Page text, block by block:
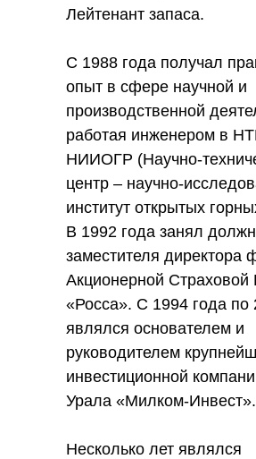
Лейтенант запаса.
С 1988 года получал
опыт в сфере научной и
производственной
работая инженером в
НИИОГР (Научно-
центр – научно-
институт открытых
В 1992 года занял
заместителя директора
Акционерной Страховой
«Росса». С 1994 года по
являлся основателем и
руководителем
инвестиционной
Урала «Милком-Инвест».
Несколько лет являлся